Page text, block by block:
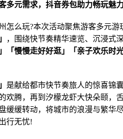
多元需求，抖音券包助力畅玩魅
怎么玩?本次活动聚焦游客多元
，围绕快节奏精华速览、沉浸式
「慢慢走好好逛」「亲子欢乐时光
是献给都市快节奏旅人的惊喜锦
欢腾，再到汐檬龙虾大快朵颐，
缓缓转动，将城市的浪漫与繁华
行无忧!